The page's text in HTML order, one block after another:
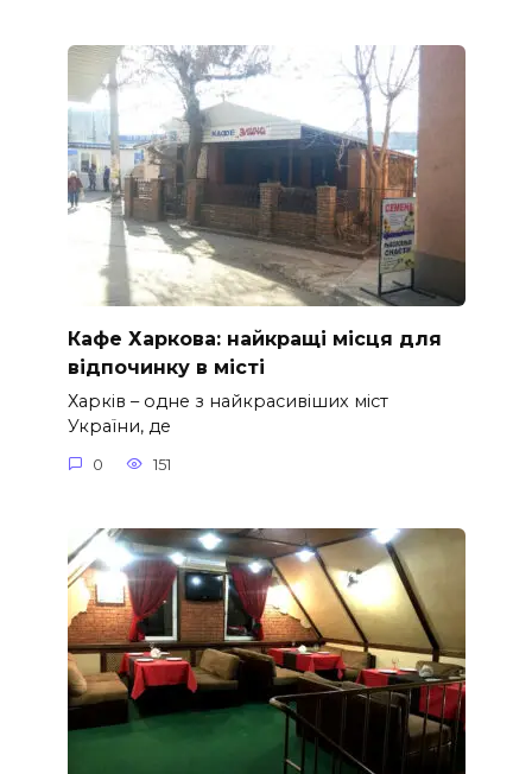
Кафе Харкова: найкращі місця для
відпочинку в місті
Харків – одне з найкрасивіших міст
України, де
0 151